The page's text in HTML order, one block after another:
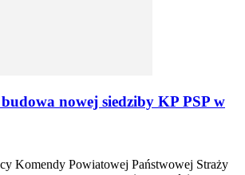
nowej siedziby KP PSP w
Komendy Powiatowej Państwowej Straży